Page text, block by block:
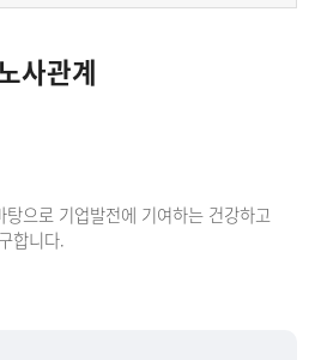
사관계
으로 기업발전에 기여하는 건강하고
합니다.